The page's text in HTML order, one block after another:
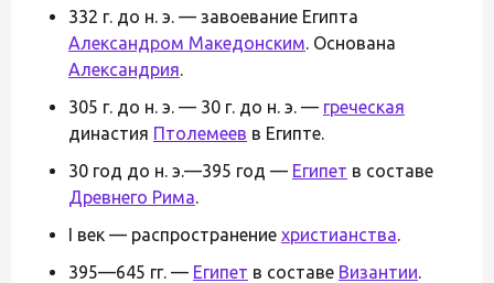
332 г. до н. э. — завоевание Египта
Александром Македонским. Основана
Александрия.
305 г. до н. э. — 30 г. до н. э. — греческая
династия Птолемеев в Египте.
30 год до н. э.—395 год — Египет в составе
Древнего Рима.
I век — распространение христианства.
395—645 гг. — Египет в составе Византии.